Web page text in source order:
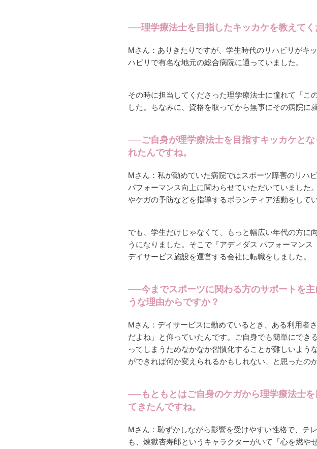
──理学療法士を目指したキッカケを教えてく
Mさん：ありきたりですが、学生時代のリハビリがキ
ハビリで有名な地元の総合病院に通っていました。
その時に担当してくださった理学療法士に憧れて「こ
した。ちなみに、資格を取ってから無事にその病院に
──ご自身が理学療法士を目指すキッカケと
れたんですね。
Mさん：私が勤めていた病院ではスポーツ障害のリハ
パフォーマンス向上に関わらせていただいていました
やケガの予防などを指導するボランティア活動をしてい
でも、学生だけじゃなくて、もっと幅広い年代の方に
うになりました。そこで『アディダス パフォーマン
デイサービス施設を運営する会社に転職をしました。
──今までスポーツに関わる方のサポートを
うな理由からですか？
Mさん：デイサービスに勤めているとき、ある利用者
だよね」と仰っていたんです。ご自身でも簡単にでき
ってしまうためなかなか習慣化することが難しいよう
ができれば何か変えられるかもしれない、と思ったの
──もともとはご自身のケガから理学療法士
てきたんですね。
Mさん：恥ずかしながら影響を受けやすい性格で、テ
も、煉獄杏寿郎というキャラクターがいて「心を燃や